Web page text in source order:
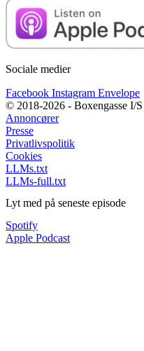
Sociale medier
Facebook Instagram Envelope
© 2018-2026 - Boxengasse I/S
Annoncører
Presse
Privatlivspolitik
Cookies
LLMs.txt
LLMs-full.txt
Lyt med på seneste episode
Spotify
Apple Podcast